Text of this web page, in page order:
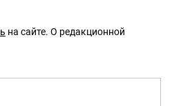
на сайте. О редакционной